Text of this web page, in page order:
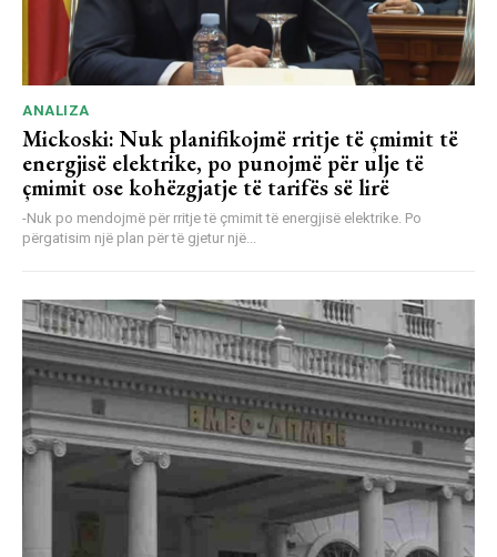
ANALIZA
Mickoski: Nuk planifikojmë rritje të çmimit të
energjisë elektrike, po punojmë për ulje të
çmimit ose kohëzgjatje të tarifës së lirë
-Nuk po mendojmë për rritje të çmimit të energjisë elektrike. Po
përgatisim një plan për të gjetur një...